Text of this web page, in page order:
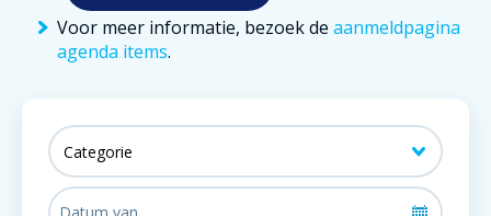
Voor meer informatie, bezoek de aanmeldpagina
agenda items.